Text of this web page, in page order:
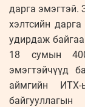
дарга эмэгтэй.
хэлтсийн
удирдаж
18 сумын
эмэгтэйчүүд
аймгийн ИТХ-